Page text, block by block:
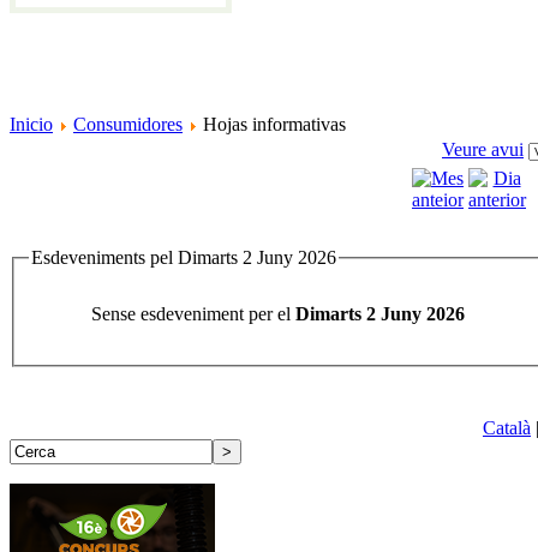
Inicio Consumidores
Hojas informativas
Veure avui
Esdeveniments pel Dimarts 2 Juny 2026
Sense esdeveniment per el Dimarts 2 Juny 2026
Català